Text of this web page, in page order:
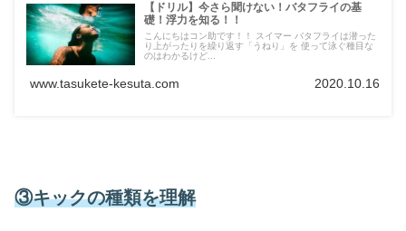
【ドリル】今さら聞けない！バタフライの基
礎！浮力を知る！！
こんにちはコン助です！！ スイマー バタフライは潜った
り上がったりを繰り返す「うねり」を 使って泳ぐ種目な
のはわかるけど...
www.tasukete-kesuta.com 2020.10.16
③キックの種類を理解